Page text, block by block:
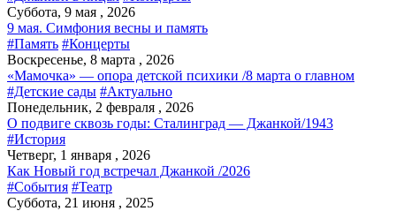
Суббота, 9 мая , 2026
9 мая. Симфония весны и память
#Память #Концерты
Воскресенье, 8 марта , 2026
«Мамочка» — опора детской психики /8 марта о главном
#Детские сады #Актуально
Понедельник, 2 февраля , 2026
О подвиге сквозь годы: Сталинград — Джанкой/1943
#История
Четверг, 1 января , 2026
Как Новый год встречал Джанкой /2026
#События #Театр
Суббота, 21 июня , 2025